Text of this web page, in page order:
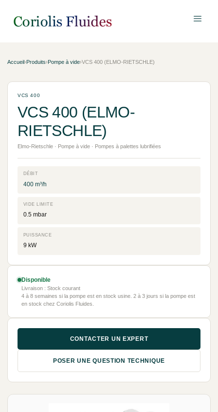
Accueil›Produits›Pompe à vide›VCS 400 (ELMO-RIETSCHLE)
VCS 400
VCS 400 (ELMO-
RIETSCHLE)
Elmo-Rietschle · Pompe à vide · Pompes à palettes lubrifiées
DÉBIT
400 m³/h
VIDE LIMITE
0.5 mbar
PUISSANCE
9 kW
Disponible
Livraison : Stock courant
4 à 8 semaines si la pompe est en stock usine. 2 à 3 jours si la pompe est
en stock chez Coriolis Fluides.
CONTACTER UN EXPERT
POSER UNE QUESTION TECHNIQUE